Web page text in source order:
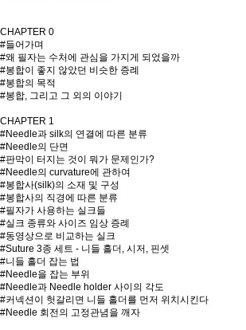
CHAPTER 0
#들어가며
#왜 필자는 수처에 관심을 가지게 되었을까
#봉합이 좋지 않았던 비슷한 증례
#봉합의 목적
#봉합, 그리고 그 외의 이야기
CHAPTER 1
#Needle과 silk의 연결에 따른 분류
#Needle의 단면
#판막이 터지는 것이 뭐가 문제인가?
#Needle의 curvature에 관하여
#봉합사(silk)의 소재 및 구성
#봉합사의 직경에 따른 분류
#필자가 사용하는 실크들
#실크 종류와 사이즈 임상 증례
#동영상으로 비교하는 실크
#Suture 3종 세트 - 니들 홀더, 시저, 핀셋
#니들 홀더 잡는 법
#Needle을 잡는 부위
#Needle과 Needle holder 사이의 각도
#커넥션이 헛갈리면 니들 홀더를 먼저 위치시킨다
#Needle 회전의 고정관념을 깨자